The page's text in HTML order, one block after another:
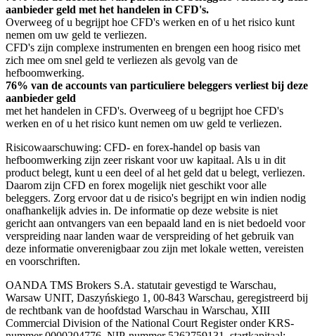
aanbieder geld met het handelen in CFD's.
Overweeg of u begrijpt hoe CFD's werken en of u het risico kunt
nemen om uw geld te verliezen.
CFD's zijn complexe instrumenten en brengen een hoog risico met
zich mee om snel geld te verliezen als gevolg van de
hefboomwerking.
76% van de accounts van particuliere beleggers verliest bij deze
aanbieder geld
met het handelen in CFD's. Overweeg of u begrijpt hoe CFD's
werken en of u het risico kunt nemen om uw geld te verliezen.
Risicowaarschuwing: CFD- en forex-handel op basis van
hefboomwerking zijn zeer riskant voor uw kapitaal. Als u in dit
product belegt, kunt u een deel of al het geld dat u belegt, verliezen.
Daarom zijn CFD en forex mogelijk niet geschikt voor alle
beleggers. Zorg ervoor dat u de risico's begrijpt en win indien nodig
onafhankelijk advies in. De informatie op deze website is niet
gericht aan ontvangers van een bepaald land en is niet bedoeld voor
verspreiding naar landen waar de verspreiding of het gebruik van
deze informatie onverenigbaar zou zijn met lokale wetten, vereisten
en voorschriften.
OANDA TMS Brokers S.A. statutair gevestigd te Warschau,
Warsaw UNIT, Daszyńskiego 1, 00-843 Warschau, geregistreerd bij
de rechtbank van de hoofdstad Warschau in Warschau, XIII
Commercial Division of the National Court Register onder KRS-